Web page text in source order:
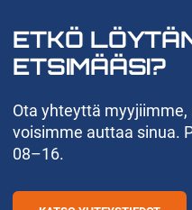
ETKÖ
ETSIMÄÄSI?
Ota yhteyttä
voisimme auttaa sinua.
08–16.